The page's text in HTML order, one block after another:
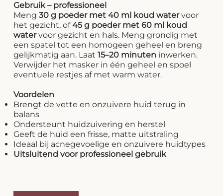
Gebruik – professioneel
Meng30 g poeder met 40 ml koud watervoor
het gezicht, of45 g poeder met 60 ml koud
watervoor gezicht en hals. Meng grondig met
een spatel tot een homogeen geheel en breng
gelijkmatig aan. Laat15–20 minuten inwerken.
Verwijder het masker in één geheel en spoel
eventuele restjes af met warm water.
Voordelen
Brengt de vette en onzuivere huid terug in
balans
Ondersteunt huidzuivering en herstel
Geeft de huid een frisse, matte uitstraling
Ideaal bij acnegevoelige en onzuivere huidtypes
Uitsluitend voor professioneel gebruik